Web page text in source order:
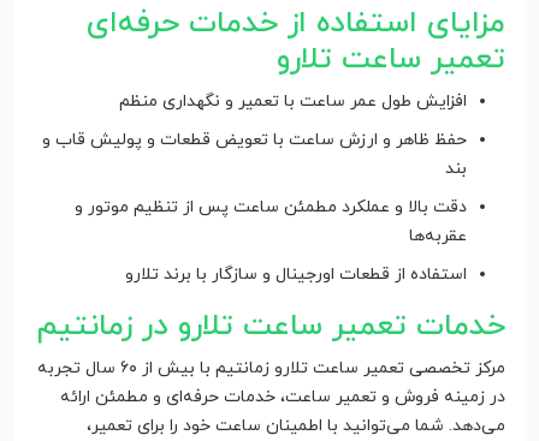
مزایای استفاده از خدمات حرفه‌ای
تعمیر ساعت تلارو
افزایش طول عمر ساعت با تعمیر و نگهداری منظم
حفظ ظاهر و ارزش ساعت با تعویض قطعات و پولیش قاب و
بند
دقت بالا و عملکرد مطمئن ساعت پس از تنظیم موتور و
عقربه‌ها
استفاده از قطعات اورجینال و سازگار با برند تلارو
خدمات تعمیر ساعت تلارو در زمانتیم
مرکز تخصصی تعمیر ساعت تلارو زمانتیم با بیش از ۶۰ سال تجربه
در زمینه فروش و تعمیر ساعت، خدمات حرفه‌ای و مطمئن ارائه
می‌دهد. شما می‌توانید با اطمینان ساعت خود را برای تعمیر،